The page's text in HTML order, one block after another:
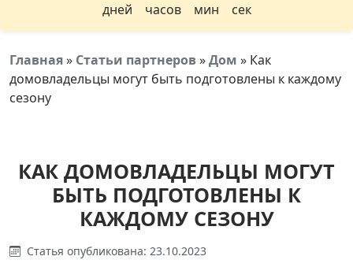
дней часов мин сек
Главная» Статьи партнеров»Дом » Как
домовладельцы могут быть подготовлены к каждому
сезону
КАК ДОМОВЛАДЕЛЬЦЫ МОГУТ
БЫТЬ ПОДГОТОВЛЕНЫ К
КАЖДОМУ СЕЗОНУ
Статья опубликована: 23.10.2023